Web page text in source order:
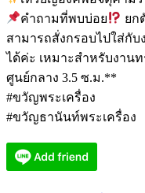
คำถามที่พบบ่อย
ยก
สามารถสั่งกรอบไปใส่กับ
ได้ค่ะ เหมาะสำหรับงาน
ศูนย์กลาง 3.5 ซ.ม.**
#ขวัญพระเครื่อง
#ขวัญธานันท์พระเครื่อง